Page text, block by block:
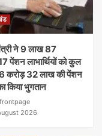
ने 9 लाख 87
पेंशन लाभार्थियों को कुल
करोड़ 32 लाख की पेंशन
किया भुगतान
2026